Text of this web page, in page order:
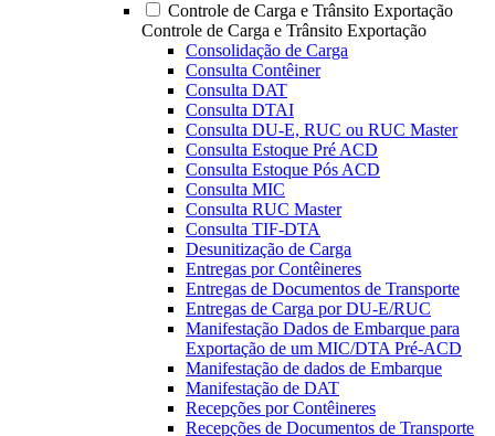
Controle de Carga e Trânsito Exportação
Controle de Carga e Trânsito Exportação
Consolidação de Carga
Consulta Contêiner
Consulta DAT
Consulta DTAI
Consulta DU-E, RUC ou RUC Master
Consulta Estoque Pré ACD
Consulta Estoque Pós ACD
Consulta MIC
Consulta RUC Master
Consulta TIF-DTA
Desunitização de Carga
Entregas por Contêineres
Entregas de Documentos de Transporte
Entregas de Carga por DU-E/RUC
Manifestação Dados de Embarque para
Exportação de um MIC/DTA Pré-ACD
Manifestação de dados de Embarque
Manifestação de DAT
Recepções por Contêineres
Recepções de Documentos de Transporte